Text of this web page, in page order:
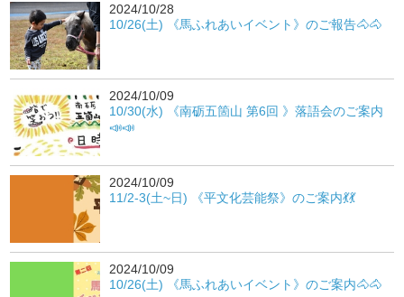
2024/10/28
10/26(土) 《馬ふれあいイベント》のご報告🐴🐴
2024/10/09
10/30(水) 《南砺五箇山 第6回 》落語会のご案内
📣📣
2024/10/09
11/2-3(土~日) 《平文化芸能祭》のご案内💃💃
2024/10/09
10/26(土) 《馬ふれあいイベント》のご案内🐴🐴